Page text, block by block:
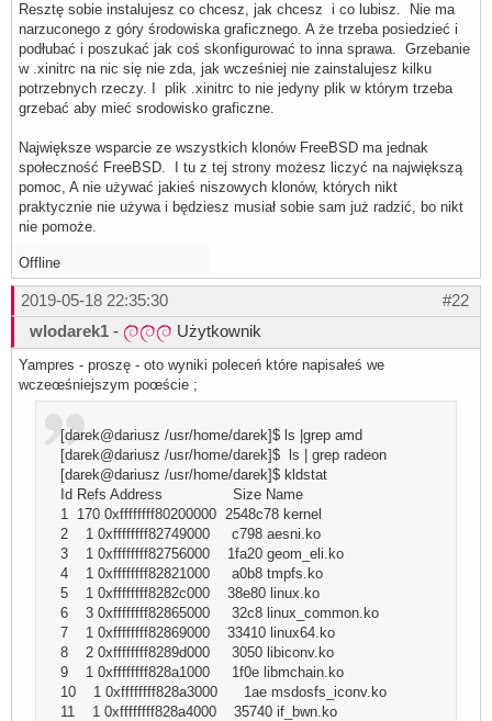
Resztę sobie instalujesz co chcesz, jak chcesz i co lubisz. Nie ma
narzuconego z góry środowiska graficznego. A że trzeba posiedzieć i
podłubać i poszukać jak coś skonfigurować to inna sprawa. Grzebanie
w .xinitrc na nic się nie zda, jak wcześniej nie zainstalujesz kilku
potrzebnych rzeczy. I plik .xinitrc to nie jedyny plik w którym trzeba
grzebać aby mieć srodowisko graficzne.
Największe wsparcie ze wszystkich klonów FreeBSD ma jednak
społeczność FreeBSD. I tu z tej strony możesz liczyć na największą
pomoc, A nie używać jakieś niszowych klonów, których nikt
praktycznie nie używa i będziesz musiał sobie sam już radzić, bo nikt
nie pomoże.
Offline
#22
2019-05-18 22:35:30
wlodarek1 - Użytkownik
Yampres - proszę - oto wyniki poleceń które napisałeś we
wczeœśniejszym poœście ;
[darek@dariusz /usr/home/darek]$ ls |grep amd
[darek@dariusz /usr/home/darek]$ ls | grep radeon
[darek@dariusz /usr/home/darek]$ kldstat
Id Refs Address Size Name
1 170 0xffffffff80200000 2548c78 kernel
2 1 0xffffffff82749000 c798 aesni.ko
3 1 0xffffffff82756000 1fa20 geom_eli.ko
4 1 0xffffffff82821000 a0b8 tmpfs.ko
5 1 0xffffffff8282c000 38e80 linux.ko
6 3 0xffffffff82865000 32c8 linux_common.ko
7 1 0xffffffff82869000 33410 linux64.ko
8 2 0xffffffff8289d000 3050 libiconv.ko
9 1 0xffffffff828a1000 1f0e libmchain.ko
10 1 0xffffffff828a3000 1ae msdosfs_iconv.ko
11 1 0xffffffff828a4000 35740 if_bwn.ko